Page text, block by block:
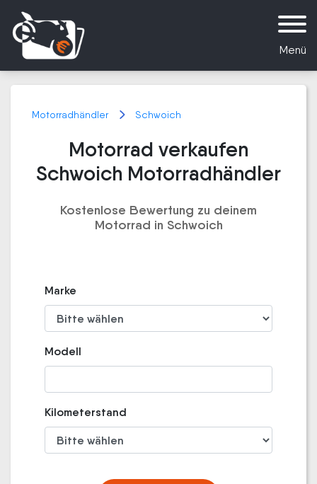
Menü
Motorradhändler Schwoich
Motorrad verkaufen
Schwoich Motorradhändler
Kostenlose Bewertung zu deinem
Motorrad in Schwoich
Marke
Modell
Kilometerstand